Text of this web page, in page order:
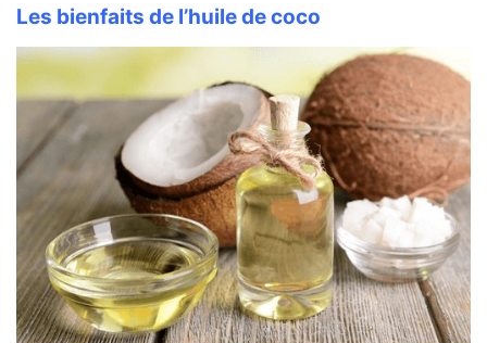
Les bienfaits de l’huile de coco